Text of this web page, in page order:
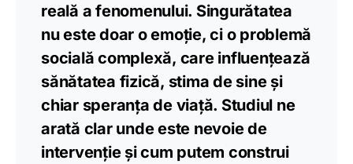
reală a fenomenului. Singurătatea
nu este doar o emoție, ci o problemă
socială complexă, care influențează
sănătatea fizică, stima de sine și
chiar speranța de viață. Studiul ne
arată clar unde este nevoie de
intervenție și cum putem construi